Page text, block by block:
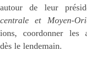
autour de leur
centrale et Moyen-
coordonner
le lendemain.